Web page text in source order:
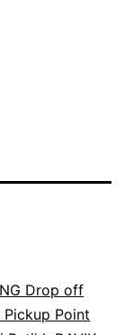
Drop off
Pickup Point